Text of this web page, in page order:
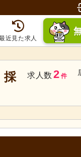
近見た求人
採 求人数 2 件